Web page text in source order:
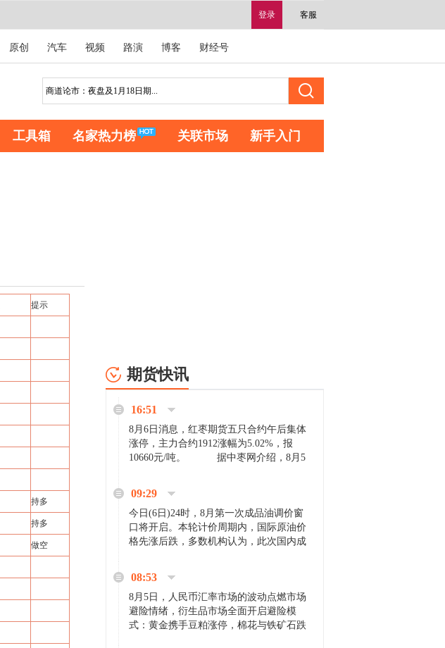
登录 客服
原创 汽车 视频 路演 博客 财经号
工具箱 名家热力榜 关联市场 新手入门
提示
持多
持多
做空
期货快讯
16:51
8月6日消息，红枣期货五只合约午后集体
涨停，主力合约1912涨幅为5.02%，报
10660元/吨。 据中枣网介绍，8月5
家好货依旧惜售挺...
09:29
今日(6日)24时，8月第一次成品油调价窗
口将开启。本轮计价周期内，国际原油价
格先涨后跌，多数机构认为，此次国内成
08:53
8月5日，人民币汇率市场的波动点燃市场
避险情绪，衍生品市场全面开启避险模
式：黄金携手豆粕涨停，棉花与铁矿石跌